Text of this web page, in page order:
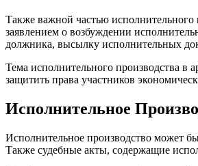
Также важной частью исполнительного
заявлением о возбуждении
должника, высылку исполнительных
Тема исполнительного производства в
защитить права участников
Исполнительное
Исполнительное производство может
Также судебные акты, содержащие